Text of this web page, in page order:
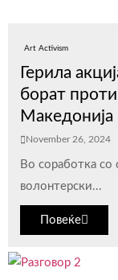
Art Activism
Герила
борат
Македонија
November 26, 2024
Во соработка со
волонтерски...
Повеќе